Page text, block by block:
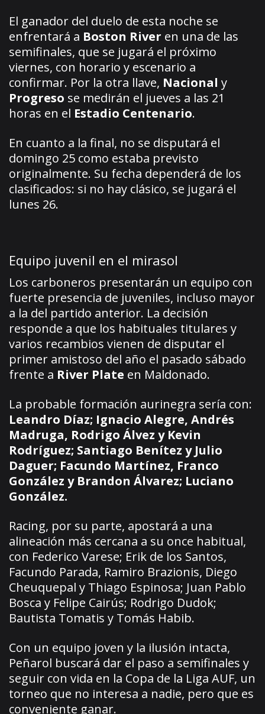
El ganador del duelo de esta noche se
enfrentará a Boston River en una de las
semifinales, que se jugará el próximo
viernes, con horario y escenario a
confirmar. Por la otra llave, Nacional y
Progreso se medirán el jueves a las 21
horas en el Estadio Centenario.
En cuanto a la final, no se disputará el
domingo 25 como estaba previsto
originalmente. Su fecha dependerá de los
clasificados: si no hay clásico, se jugará el
lunes 26.
Equipo juvenil en el mirasol
Los carboneros presentarán un equipo con
fuerte presencia de juveniles, incluso mayor
a la del partido anterior. La decisión
responde a que los habituales titulares y
varios recambios vienen de disputar el
primer amistoso del año el pasado sábado
frente a River Plate en Maldonado.
La probable formación aurinegra sería con:
Leandro Díaz; Ignacio Alegre, Andrés
Madruga, Rodrigo Álvez y Kevin
Rodríguez; Santiago Benítez y Julio
Daguer; Facundo Martínez, Franco
González y Brandon Álvarez; Luciano
González.
Racing, por su parte, apostará a una
alineación más cercana a su once habitual,
con Federico Varese; Erik de los Santos,
Facundo Parada, Ramiro Brazionis, Diego
Cheuquepal y Thiago Espinosa; Juan Pablo
Bosca y Felipe Cairús; Rodrigo Dudok;
Bautista Tomatis y Tomás Habib.
Con un equipo joven y la ilusión intacta,
Peñarol buscará dar el paso a semifinales y
seguir con vida en la Copa de la Liga AUF, un
torneo que no interesa a nadie, pero que es
conveniente ganar.